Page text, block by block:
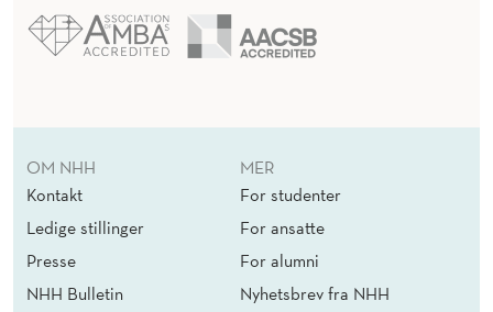
OM NHH
Kontakt
Ledige stillinger
Presse
NHH Bulletin
MER
For studenter
For ansatte
For alumni
Nyhetsbrev fra NHH